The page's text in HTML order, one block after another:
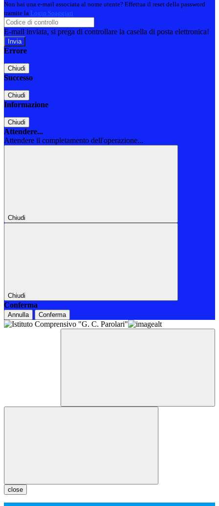
Non hai una e-mail associata al nome utente? Effettua il reset della password
tramite la Login Spaggiari
E-mail inviata, si prega di controllare la casella di posta elettronica!
Errore
Chiudi
Successo
Chiudi
Informazione
Chiudi
Attendere...
Attendere il completamento dell'operazione...
Chiudi
Chiudi
Conferma
Annulla Conferma
close